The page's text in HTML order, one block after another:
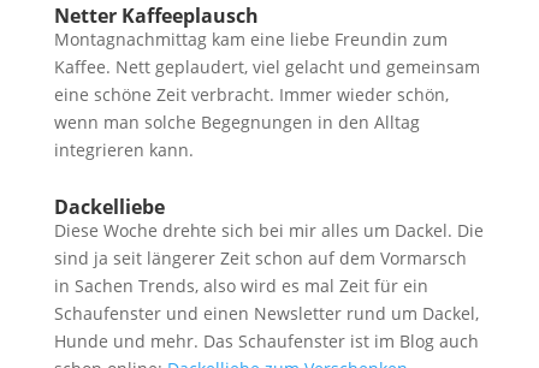
Netter Kaffeeplausch
Montagnachmittag kam eine liebe Freundin zum
Kaffee. Nett geplaudert, viel gelacht und gemeinsam
eine schöne Zeit verbracht. Immer wieder schön,
wenn man solche Begegnungen in den Alltag
integrieren kann.
Dackelliebe
Diese Woche drehte sich bei mir alles um Dackel. Die
sind ja seit längerer Zeit schon auf dem Vormarsch
in Sachen Trends, also wird es mal Zeit für ein
Schaufenster und einen Newsletter rund um Dackel,
Hunde und mehr. Das Schaufenster ist im Blog auch